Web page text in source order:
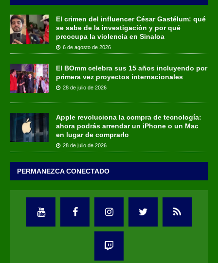
El crimen del influencer César Gastélum: qué
se sabe de la investigación y por qué
preocupa la violencia en Sinaloa
6 de agosto de 2026
El BOmm celebra sus 15 años incluyendo por
primera vez proyectos internacionales
28 de julio de 2026
Apple revoluciona la compra de tecnología:
ahora podrás arrendar un iPhone o un Mac
en lugar de comprarlo
28 de julio de 2026
PERMANEZCA CONECTADO